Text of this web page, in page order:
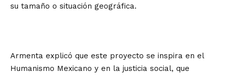
su tamaño o situación geográfica.
Armenta explicó que este proyecto se inspira en el
Humanismo Mexicano y en la justicia social, que